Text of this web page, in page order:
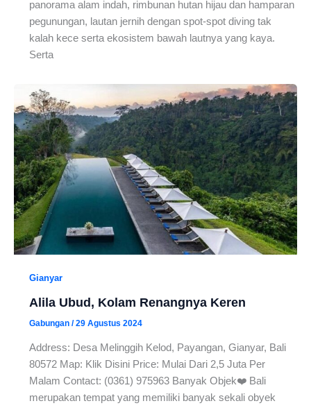
panorama alam indah, rimbunan hutan hijau dan hamparan
pegunungan, lautan jernih dengan spot-spot diving tak
kalah kece serta ekosistem bawah lautnya yang kaya.
Serta
Gianyar
Alila Ubud, Kolam Renangnya Keren
Gabungan /29 Agustus 2024
Address: Desa Melinggih Kelod, Payangan, Gianyar, Bali
80572 Map: Klik Disini Price: Mulai Dari 2,5 Juta Per
Malam Contact: (0361) 975963 Banyak Objek❤️ Bali
merupakan tempat yang memiliki banyak sekali obyek